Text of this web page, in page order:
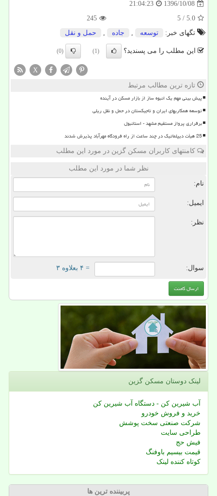
1396/10/08
21:04:23
5.0
/ 5
245
تگهای خبر:
توسعه , جاده , حمل و نقل
این مطلب را می پسندید؟ (1)
(0)
X
تازه ترین مطالب مرتبط
پیش بینی مهم یک انبوه ساز از بازار مسکن در آینده
توسعه همکاریهای ایران و تاجیکستان در حمل و نقل ریلی
برقراری پرواز مستقیم مشهد - استانبول
25 هیأت دیپلماتیک در چند ساعت از راه فرودگاه مهرآباد پذیرش شدند
کامنتهای کاربران مسکن گزین در مورد این مطلب
نظر شما در مورد این مطلب
نام:
ایمیل:
نظر:
سوال: = ۴ بعلاوه ۳
لینک دوستان مسكن گزین
آب شیرین کن - دستگاه آب شیرین کن
خرید و فروش خودرو
شرکت صنعتی سخت پوشش
طراحی سایت
فیش حج
قیمت بیسیم باوفنگ
کوتاه کننده لینک
پربیننده ترین ها